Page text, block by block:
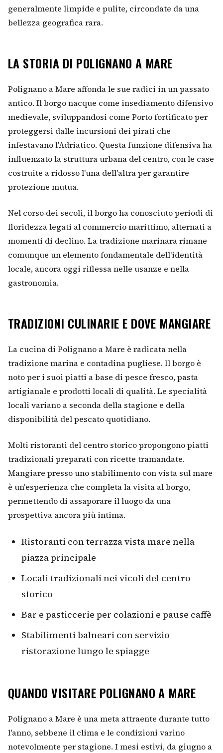
generalmente limpide e pulite, circondate da una
bellezza geografica rara.
LA STORIA DI POLIGNANO A MARE
Polignano a Mare affonda le sue radici in un passato
antico. Il borgo nacque come insediamento difensivo
medievale, sviluppandosi come Porto fortificato per
proteggersi dalle incursioni dei pirati che
infestavano l'Adriatico. Questa funzione difensiva ha
influenzato la struttura urbana del centro, con le case
costruite a ridosso l'una dell'altra per garantire
protezione mutua.
Nel corso dei secoli, il borgo ha conosciuto periodi di
floridezza legati al commercio marittimo, alternati a
momenti di declino. La tradizione marinara rimane
comunque un elemento fondamentale dell'identità
locale, ancora oggi riflessa nelle usanze e nella
gastronomia.
TRADIZIONI CULINARIE E DOVE MANGIARE
La cucina di Polignano a Mare è radicata nella
tradizione marina e contadina pugliese. Il borgo è
noto per i suoi piatti a base di pesce fresco, pasta
artigianale e prodotti locali di qualità. Le specialità
locali variano a seconda della stagione e della
disponibilità del pescato quotidiano.
Molti ristoranti del centro storico propongono piatti
tradizionali preparati con ricette tramandate.
Mangiare presso uno stabilimento con vista sul mare
è un'esperienza che completa la visita al borgo,
permettendo di assaporare il luogo da una
prospettiva ancora più intima.
Ristoranti con terrazza vista mare nella
piazza principale
Locali tradizionali nei vicoli del centro
storico
Bar e pasticcerie per colazioni e pause caffè
Stabilimenti balneari con servizio
ristorazione lungo le spiagge
QUANDO VISITARE POLIGNANO A MARE
Polignano a Mare è una meta attraente durante tutto
l'anno, sebbene il clima e le condizioni varino
notevolmente per stagione. I mesi estivi, da giugno a